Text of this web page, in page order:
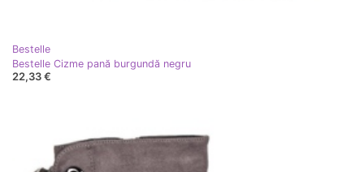
Bestelle
Bestelle Cizme pană burgundă negru
22,33 €